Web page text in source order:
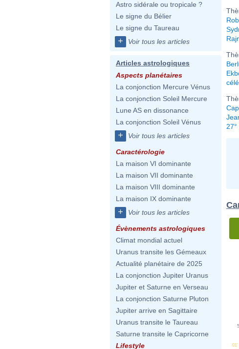
Astro sidérale ou tropicale ?
Le signe du Bélier
Le signe du Taureau
+ Voir tous les articles
Articles astrologiques
Aspects planétaires
La conjonction Mercure Vénus
La conjonction Soleil Mercure
Lune AS en dissonance
La conjonction Soleil Vénus
+ Voir tous les articles
Caractérologie
La maison VI dominante
La maison VII dominante
La maison VIII dominante
La maison IX dominante
+ Voir tous les articles
Évènements astrologiques
Climat mondial actuel
Uranus transite les Gémeaux
Actualité planétaire de 2025
La conjonction Jupiter Uranus
Jupiter et Saturne en Verseau
La conjonction Saturne Pluton
Jupiter arrive en Sagittaire
Uranus transite le Taureau
Saturne transite le Capricorne
Lifestyle
27°
01'